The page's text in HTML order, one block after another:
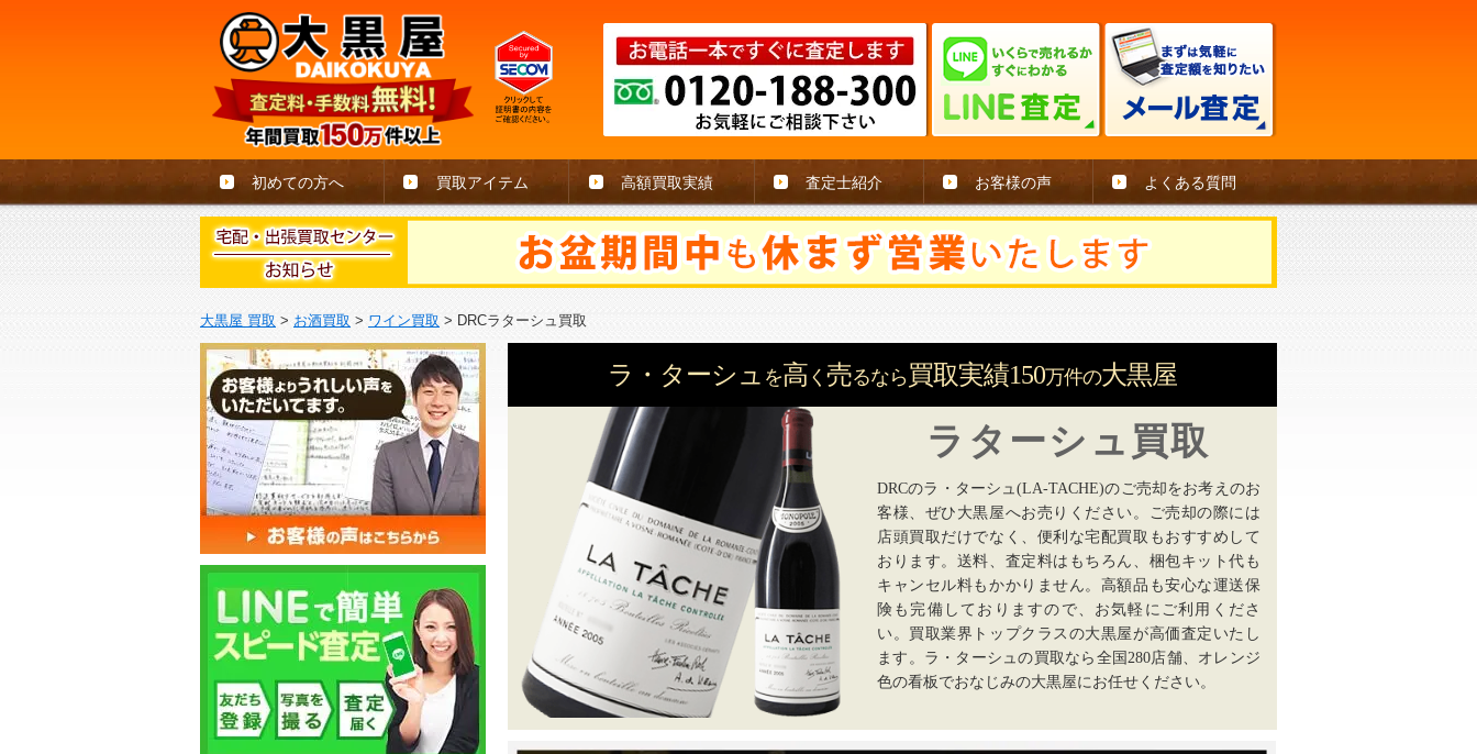
初めての方へ 買取アイテム 高額買取実績 査定士紹介 お客様の声 よくある質問
大黒屋 買取 > お酒買取 > ワイン買取 > DRCラターシュ買取
ラ・ターシュ を高 く 売るなら買取実績150万件の大黒屋
ラターシュ買取
DRCのラ・ターシュ(LA-TACHE)のご売却をお考えのお
客様、ぜひ大黒屋へお売りください。ご売却の際には
店頭買取だけでなく、便利な宅配買取もおすすめして
おります。送料、査定料はもちろん、梱包キット代も
キャンセル料もかかりません。高額品も安心な運送保
険も完備しておりますので、お気軽にご利用くださ
い。買取業界トップクラスの大黒屋が高価査定いたし
ます。ラ・ターシュの買取なら全国280店舗、オレンジ
色の看板でおなじみの大黒屋にお任せください。